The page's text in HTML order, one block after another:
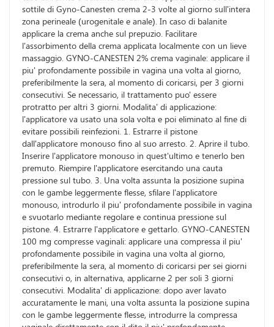
sottile di Gyno-Canesten crema 2-3 volte al giorno sull'intera
zona perineale (urogenitale e anale). In caso di balanite
applicare la crema anche sul prepuzio. Facilitare
l'assorbimento della crema applicata localmente con un lieve
massaggio. GYNO-CANESTEN 2% crema vaginale: applicare il
piu' profondamente possibile in vagina una volta al giorno,
preferibilmente la sera, al momento di coricarsi, per 3 giorni
consecutivi. Se necessario, il trattamento puo' essere
protratto per altri 3 giorni. Modalita' di applicazione:
l'applicatore va usato una sola volta e poi eliminato al fine di
evitare possibili reinfezioni. 1. Estrarre il pistone
dall'applicatore monouso fino al suo arresto. 2. Aprire il tubo.
Inserire l'applicatore monouso in quest'ultimo e tenerlo ben
premuto. Riempire l'applicatore esercitando una cauta
pressione sul tubo. 3. Una volta assunta la posizione supina
con le gambe leggermente flesse, sfilare l'applicatore
monouso, introdurlo il piu' profondamente possibile in vagina
e svuotarlo mediante regolare e continua pressione sul
pistone. 4. Estrarre l'applicatore e gettarlo. GYNO-CANESTEN
100 mg compresse vaginali: applicare una compressa il piu'
profondamente possibile in vagina una volta al giorno,
preferibilmente la sera, al momento di coricarsi per sei giorni
consecutivi o, in alternativa, applicarne 2 per soli 3 giorni
consecutivi. Modalita' di applicazione: dopo aver lavato
accuratamente le mani, una volta assunta la posizione supina
con le gambe leggermente flesse, introdurre la compressa